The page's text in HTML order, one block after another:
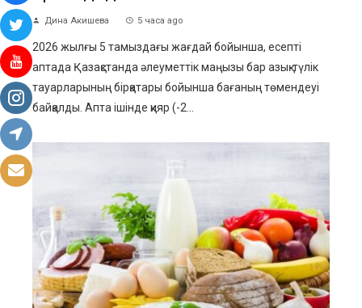
Дина Акишева 5 часа ago
2026 жылғы 5 тамыздағы жағдай бойынша, есепті
аптада Қазақстанда әлеуметтік маңызы бар азық-түлік
тауарларының бірқатары бойынша бағаның төмендеуі
байқалды. Апта ішінде қияр (-2...